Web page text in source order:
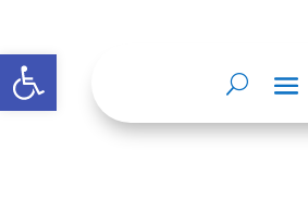
Abrir barra de herramientas
Nosotros